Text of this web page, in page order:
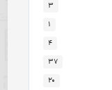
۳
۱
۴
۳۷
۲۰